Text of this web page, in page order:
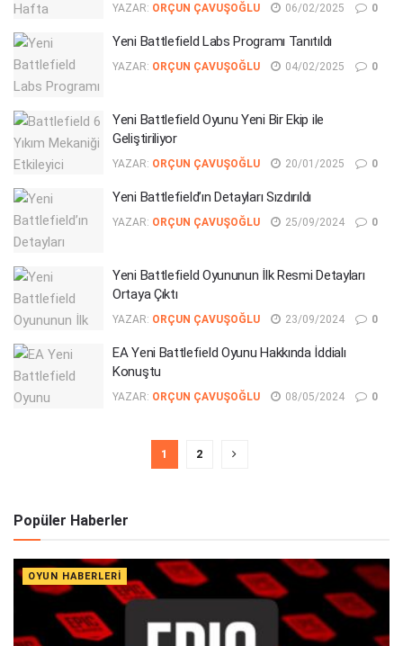
YAZAR: ORÇUN ÇAVUŞOĞLU 06/02/2025 0
Yeni Battlefield Labs Programı Tanıtıldı
YAZAR: ORÇUN ÇAVUŞOĞLU 04/02/2025 0
Yeni Battlefield Oyunu Yeni Bir Ekip ile
Geliştiriliyor
YAZAR: ORÇUN ÇAVUŞOĞLU 20/01/2025 0
Yeni Battlefield’ın Detayları Sızdırıldı
YAZAR: ORÇUN ÇAVUŞOĞLU 25/09/2024 0
Yeni Battlefield Oyununun İlk Resmi Detayları
Ortaya Çıktı
YAZAR: ORÇUN ÇAVUŞOĞLU 23/09/2024 0
EA Yeni Battlefield Oyunu Hakkında İddialı
Konuştu
YAZAR: ORÇUN ÇAVUŞOĞLU 08/05/2024 0
1 2
Popüler Haberler
OYUN HABERLERI